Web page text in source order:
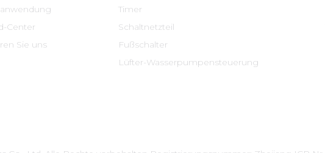
Center
Sie uns
Timer
Schaltnetzteil
Fußschalter
Lüfter-Wasserpumpensteuerung